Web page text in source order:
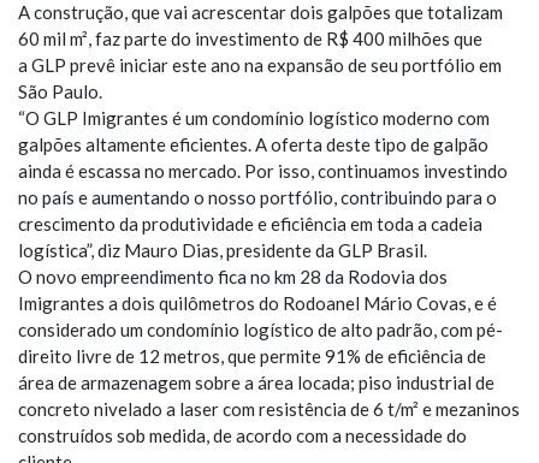
A construção, que vai acrescentar dois galpões que totalizam
60 mil m², faz parte do investimento de R$ 400 milhões que
a GLP prevê iniciar este ano na expansão de seu portfólio em
São Paulo.
“O GLP Imigrantes é um condomínio logístico moderno com
galpões altamente eficientes. A oferta deste tipo de galpão
ainda é escassa no mercado. Por isso, continuamos investindo
no país e aumentando o nosso portfólio, contribuindo para o
crescimento da produtividade e eficiência em toda a cadeia
logística”, diz Mauro Dias, presidente da GLP Brasil.
O novo empreendimento fica no km 28 da Rodovia dos
Imigrantes a dois quilômetros do Rodoanel Mário Covas, e é
considerado um condomínio logístico de alto padrão, com pé-
direito livre de 12 metros, que permite 91% de eficiência de
área de armazenagem sobre a área locada; piso industrial de
concreto nivelado a laser com resistência de 6 t/m² e mezaninos
construídos sob medida, de acordo com a necessidade do